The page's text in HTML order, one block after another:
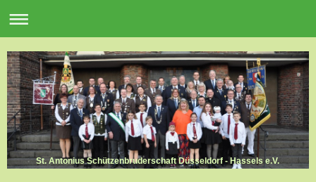
St. Antonius Schützenbruderschaft Düsseldorf - Hassels e.V.